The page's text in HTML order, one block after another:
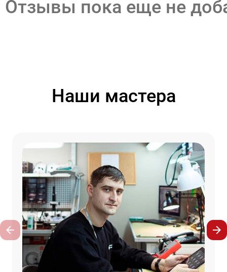
Отзывы пока еще не
Наши мастера